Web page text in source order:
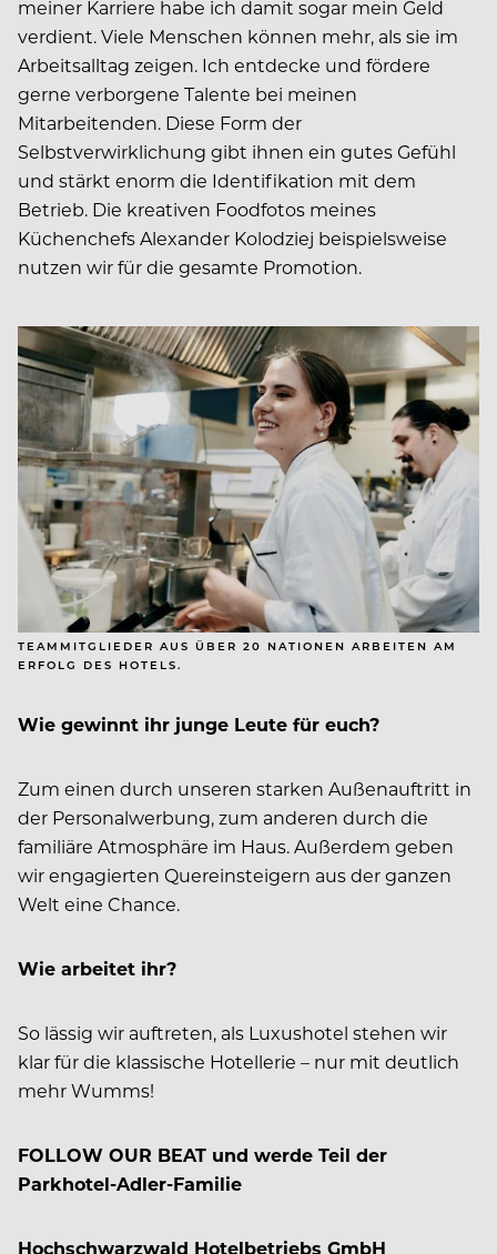
meiner Karriere habe ich damit sogar mein Geld
verdient. Viele Menschen können mehr, als sie im
Arbeitsalltag zeigen. Ich entdecke und fördere
gerne verborgene Talente bei meinen
Mitarbeitenden. Diese Form der
Selbstverwirklichung gibt ihnen ein gutes Gefühl
und stärkt enorm die Identifikation mit dem
Betrieb. Die kreativen Foodfotos meines
Küchenchefs Alexander Kolodziej beispielsweise
nutzen wir für die gesamte Promotion.
TEAMMITGLIEDER AUS ÜBER 20 NATIONEN ARBEITEN AM
ERFOLG DES HOTELS.
Wie gewinnt ihr junge Leute für euch?
Zum einen durch unseren starken Außenauftritt in
der Personalwerbung, zum anderen durch die
familiäre Atmosphäre im Haus. Außerdem geben
wir engagierten Quereinsteigern aus der ganzen
Welt eine Chance.
Wie arbeitet ihr?
So lässig wir auftreten, als Luxushotel stehen wir
klar für die klassische Hotellerie – nur mit deutlich
mehr Wumms!
FOLLOW OUR BEAT und werde Teil der
Parkhotel-Adler-Familie
Hochschwarzwald Hotelbetriebs GmbH